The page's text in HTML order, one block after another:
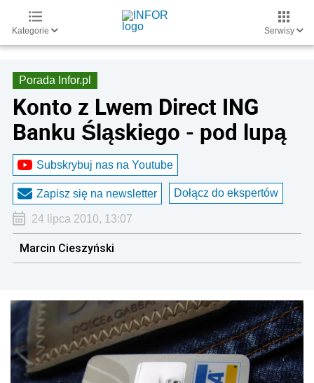
Kategorie Serwisy
Porada Infor.pl
Konto z Lwem Direct ING
Banku Śląskiego - pod lupą
Subskrybuj nas na Youtube
Zapisz się na newsletter Dołącz do ekspertów
24 lipca 2010, 13:07
Marcin Cieszyński